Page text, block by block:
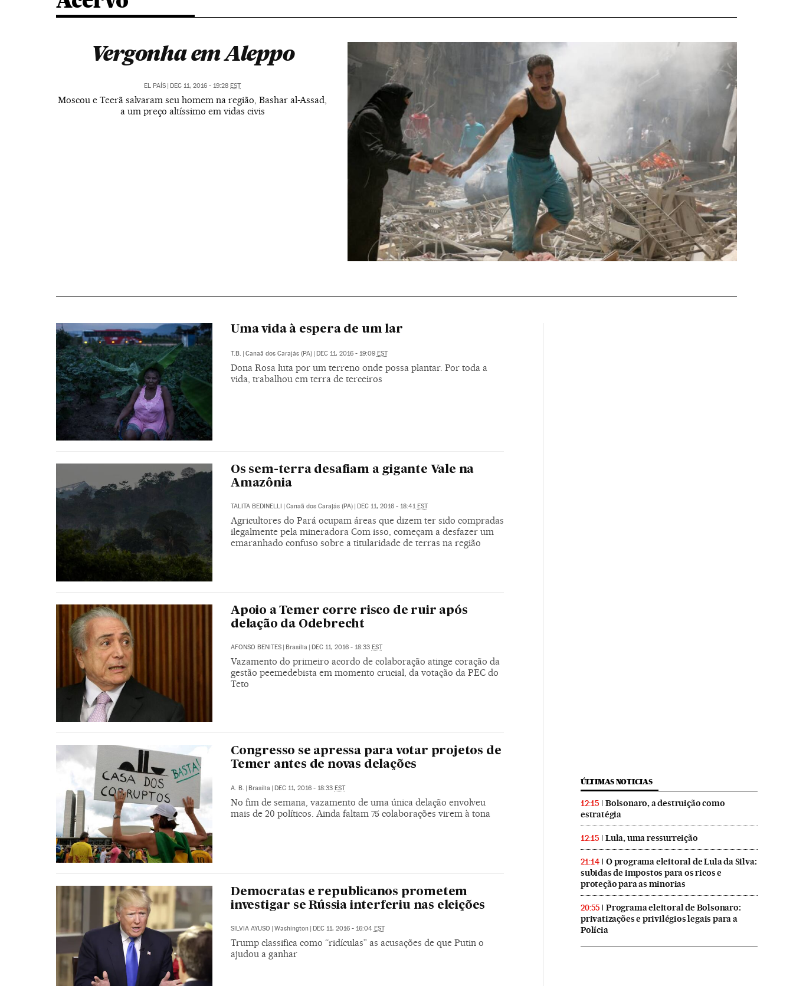
Vergonha em Aleppo
EL PAÍS | DEC 11, 2016 - 19:28EST
Moscou e Teerã salvaram seu homem na região, Bashar al-Assad,
a um preço altíssimo em vidas civis
Uma vida à espera de um lar
T.B. | Canaã dos Carajás (PA) | DEC 11, 2016 - 19:09 EST
Dona Rosa luta por um terreno onde possa plantar. Por toda a
vida, trabalhou em terra de terceiros
Os sem-terra desafiam a gigante Vale na
Amazônia
TALITA BEDINELLI Canaã dos Carajás (PA) DEC 11, 2016 - 18:41 EST
Agricultores do Pará ocupam áreas que dizem ter sido compradas
ilegalmente pela mineradora Com isso, começam a desfazer um
emaranhado confuso sobre a titularidade de terras na região
Apoio a Temer corre risco de ruir após
delação da Odebrecht
AFONSO BENITES | Brasília | DEC 11, 2016 - 18:33 EST
Vazamento do primeiro acordo de colaboração atinge coração da
gestão peemedebista em momento crucial, da votação da PEC do
Teto
Congresso se apressa para votar projetos de
Temer antes de novas delações
A. B. | Brasília | DEC 11, 2016 - 18:33 EST
No fim de semana, vazamento de uma única delação envolveu
mais de 20 políticos. Ainda faltam 75 colaborações virem à tona
Democratas e republicanos prometem
investigar se Rússia interferiu nas eleições
SILVIA AYUSO Washington DEC 11, 2016 - 16:04 EST
Trump classifica como “ridículas” as acusações de que Putin o
ajudou a ganhar
ÚLTIMAS NOTICIAS
12:15
Bolsonaro, a destruição como
estratégia
12:15 Lula, uma ressurreição
21:14
O programa eleitoral de Lula da Silva:
subidas de impostos para os ricos e
proteção para as minorias
20:55
Programa eleitoral de Bolsonaro:
privatizações e privilégios legais para a
Polícia